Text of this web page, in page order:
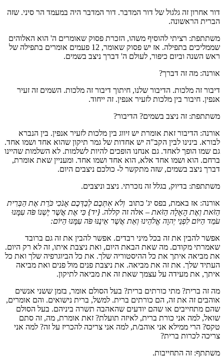
דור אחרון זה גלגול של דור המדבר. דור המדבר היה במעמד הר סיני. שזה
הברית הראשונה.
משתתפת: רציתי להוסיף משהו, הזכרת פסוק שאומרים ה' הוא האלוהים
שממליכים בתפילה. אז יש פסוק שאומר, 12 פעמים אומרים בתפילה של
ראש השנה וביום כיפור, לעולם ה' דברך ניצב בשמים.
אורנה: מה זה דברך?
דיבור זה מלכות. הדיבור שלנו, חיתוך דיבור זה מלכות. השמים זה זעיר
אנפין. חיבור בין מלכות לזעיר אנפין. זה ייחוד.
משתתפת: זה ניצב בשמים? הדיבור?
אורנה: הדיבור זאת אומרת יש זיווג בין מלכות לזעיר אנפין. בין הנברא
לבורא. בינינו לבין הקב"ה יש אחדות של גמר תיקון שהוא אחד ושמו אחד.
גם שמו הופך לאחד. גם אנחנו הופכים להיות לשלמות. לא השלמות שהיינו
ברחם. הוא ושמו אחד אלא, הוא אחד ושמו אחד. ומעניין שאת אומרת,
דברך ניצב בשמים, שזה מתקשר ל- כולכם ניצבים היום.
משתתפת: בדיוק, בגלל זה נזכרתי. ניצב וניצבים.
אורנה: אז באמת, בפס יג' כתוב וְלֹא אִתְּכֶם לְבַדְּכֶם אָנֹכִי כֹּרֵת אֶת הַבְּרִית
הַזֹּאת וְאֶת הָאָלָה הַזֹּאת – אלה זה קללה.{יד} כִּי אֶת אֲשֶׁר יֶשְׁנוֹ פֹּה עִמָּנוּ
עֹמֵד הַיּוֹם לִפְנֵי יְהוָה אֱלֹהֵינוּ וְאֵת אֲשֶׁר אֵינֶנּוּ פֹּה עִמָּנוּ הַיּוֹם:
אפשר להבין את זה בכל מיני רבדים. אפשר להבין את זה גם ברובד
שאמרתי מקודם. מה שאת הבאת היום, ואת ניצבת איתו, זה לא רק היום.
את מביאה איתך את כל ההיסטוריה שלך. את כל הביוגרפיה שלך ואת כל
העתיד שלך. את זה את מביאה. את ניצבת פנים מול פנים ואת מביאה
איתך, את מעידה על עצמך שאת זה את מביאה לתיקון.
מה זה ברית? מתי כורתים ברית? בעל הסולם אומר, בזמן ששני אנשים
אוהבים זה את זה, הם כורתים ברית. למשל, ברית נישואים. והם אומרים,
שהם מתחייבים או שהם יודעים שהאהבה תשרה ביניהם. בעל הסולם
שואל, למה אני כורת ברית, לאיזה תועלת? זאת אומרת, מה, זה סתם
טקס? הרי ממילא אני אוהב/ת, למה אני צריכה להכריז על זה? למה אני
צריכה לכרות ברית?
משתתף: זה התחייבות.